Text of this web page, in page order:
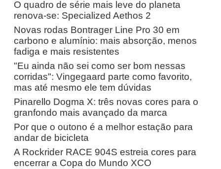
O quadro de série mais leve do planeta
renova-se: Specialized Aethos 2
Novas rodas Bontrager Line Pro 30 em
carbono e alumínio: mais absorção, menos
fadiga e mais resistentes
"Eu ainda não sei como ser bom nessas
corridas": Vingegaard parte como favorito,
mas até mesmo ele tem dúvidas
Pinarello Dogma X: três novas cores para o
granfondo mais avançado da marca
Por que o outono é a melhor estação para
andar de bicicleta
A Rockrider RACE 904S estreia cores para
encerrar a Copa do Mundo XCO